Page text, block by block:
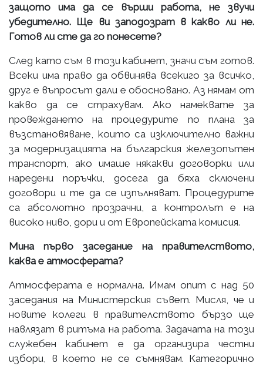
защото има да се върши работа, не звучи
убедително. Ще ви заподозрат в какво ли не.
Готов ли сте да го понесете?
След като съм в този кабинет, значи съм готов.
Всеки има право да обвинява всекиго за всичко,
друг е въпросът дали е обосновано. Аз нямам от
какво да се страхувам. Ако намеквате за
провеждането на процедурите по плана за
възстановяване, които са изключително важни
за модернизацията на българския железопътен
транспорт, ако имаше някакви договорки или
наредени поръчки, досега да бяха сключени
договори и те да се изпълняват. Процедурите
са абсолютно прозрачни, а контролът е на
високо ниво, дори и от Европейската комисия.
Мина първо заседание на правителството,
каква е атмосферата?
Атмосферата е нормална. Имам опит с над 50
заседания на Министерския съвет. Мисля, че и
новите колеги в правителството бързо ще
навлязат в ритъма на работа. Задачата на този
служебен кабинет е да организира честни
избори, в което не се съмнявам. Категорично